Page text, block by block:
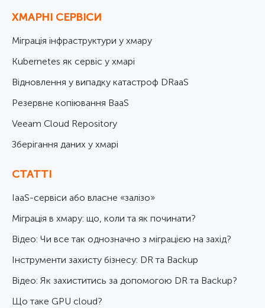
ХМАРНІ СЕРВІСИ
Міграція інфраструктури у хмару
Kubernetes як сервіс у хмарі
Відновлення у випадку катастроф DRaaS
Резервне копіювання BaaS
Veeam Cloud Repository
Зберігання даних у хмарі
СТАТТІ
IaaS-сервіси або власне «залізо»
Міграція в хмару: що, коли та як починати?
Відео: Чи все так однозначно з міграцією на захід?
Інструменти захисту бізнесу: DR та Backup
Відео: Як захиститись за допомогою DR та Backup?
Що таке GPU cloud?